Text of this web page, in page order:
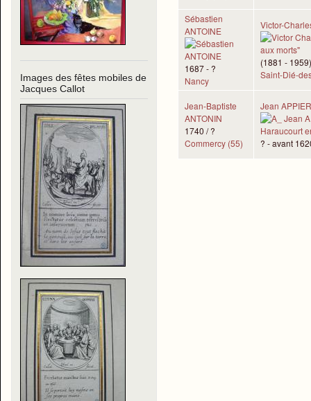
Images des fêtes mobiles de
Jacques Callot
Sébastien
ANTOINE
1687 - ?
Nancy
Victor-
(1881 - 1959)
Saint-Dié-
Jean-Baptiste
ANTONIN
1740 / ?
Commercy (55)
Jean APPIER
? - avant